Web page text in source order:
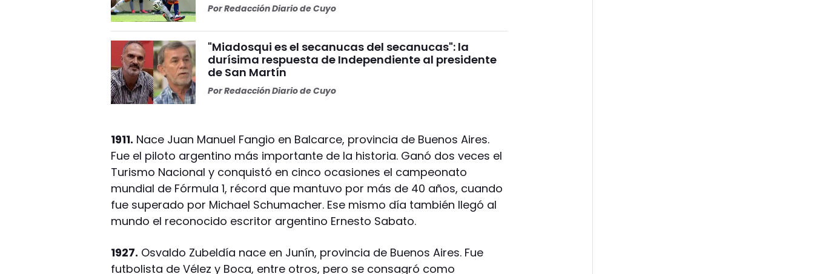
PorRedacción Diario de Cuyo
"Miadosqui es el secanucas del secanucas": la
durísima respuesta de Independiente al presidente
de San Martín
PorRedacción Diario de Cuyo
1911. Nace Juan Manuel Fangio en Balcarce, provincia de Buenos Aires.
Fue el piloto argentino más importante de la historia. Ganó dos veces el
Turismo Nacional y conquistó en cinco ocasiones el campeonato
mundial de Fórmula 1, récord que mantuvo por más de 40 años, cuando
fue superado por Michael Schumacher. Ese mismo día también llegó al
mundo el reconocido escritor argentino Ernesto Sabato.
1927. Osvaldo Zubeldía nace en Junín, provincia de Buenos Aires. Fue
futbolista de Vélez y Boca, entre otros, pero se consagró como